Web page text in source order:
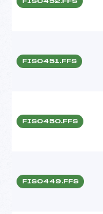
FIS0451.FFS
FIS0450.FFS
FIS0449.FFS